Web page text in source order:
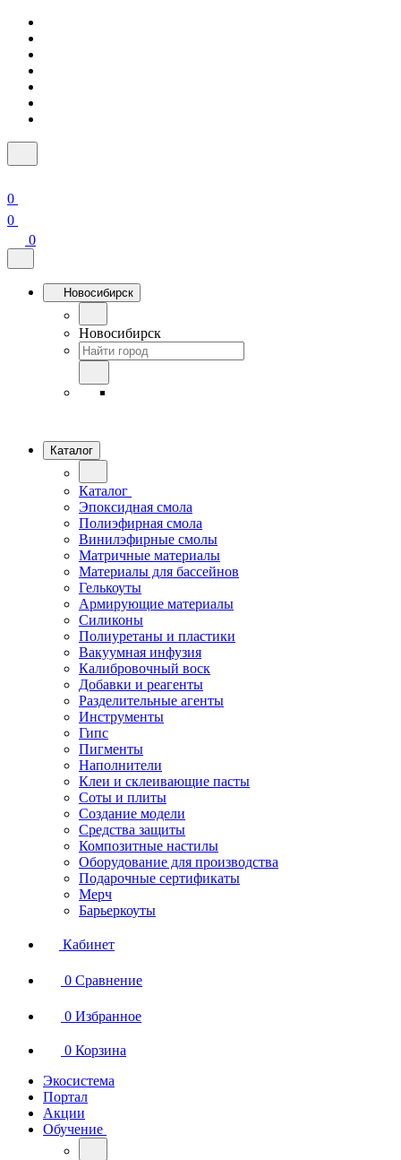
0
0
0
Новосибирск
Новосибирск
Каталог
Каталог
Эпоксидная смола
Полиэфирная смола
Винилэфирные смолы
Матричные материалы
Материалы для бассейнов
Гелькоуты
Армирующие материалы
Силиконы
Полиуретаны и пластики
Вакуумная инфузия
Калибровочный воск
Добавки и реагенты
Разделительные агенты
Инструменты
Гипс
Пигменты
Наполнители
Клеи и склеивающие пасты
Соты и плиты
Создание модели
Средства защиты
Композитные настилы
Оборудование для производства
Подарочные сертификаты
Мерч
Барьеркоуты
Кабинет
0 Сравнение
0 Избранное
0 Корзина
Экосистема
Портал
Акции
Обучение